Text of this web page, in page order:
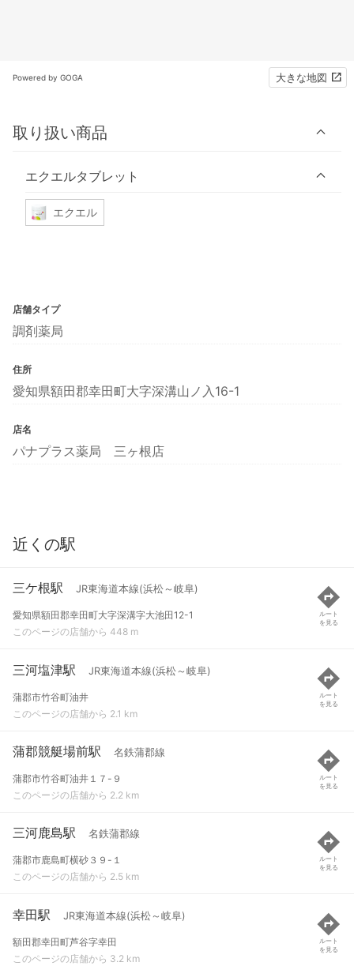
Powered by GOGA 大きな地図
取り扱い商品
エクエルタブレット
エクエル
店舗タイプ
調剤薬局
住所
愛知県額田郡幸田町大字深溝山ノ入16-1
店名
パナプラス薬局 三ヶ根店
近くの駅
三ケ根駅 JR東海道本線(浜松～岐阜)
愛知県額田郡幸田町大字深溝字大池田12-1
このページの店舗から 448 m
ルート
を見る
三河塩津駅 JR東海道本線(浜松～岐阜)
蒲郡市竹谷町油井
このページの店舗から 2.1 km
ルート
を見る
蒲郡競艇場前駅 名鉄蒲郡線
蒲郡市竹谷町油井１７-９
このページの店舗から 2.2 km
ルート
を見る
三河鹿島駅 名鉄蒲郡線
蒲郡市鹿島町横砂３９-１
このページの店舗から 2.5 km
ルート
を見る
幸田駅 JR東海道本線(浜松～岐阜)
額田郡幸田町芦谷字幸田
このページの店舗から 3.2 km
ルート
を見る